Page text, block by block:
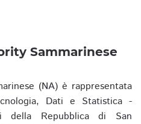
Sammarinese
(NA) è rappresentata
Dati e Statistica -
della Repubblica di San